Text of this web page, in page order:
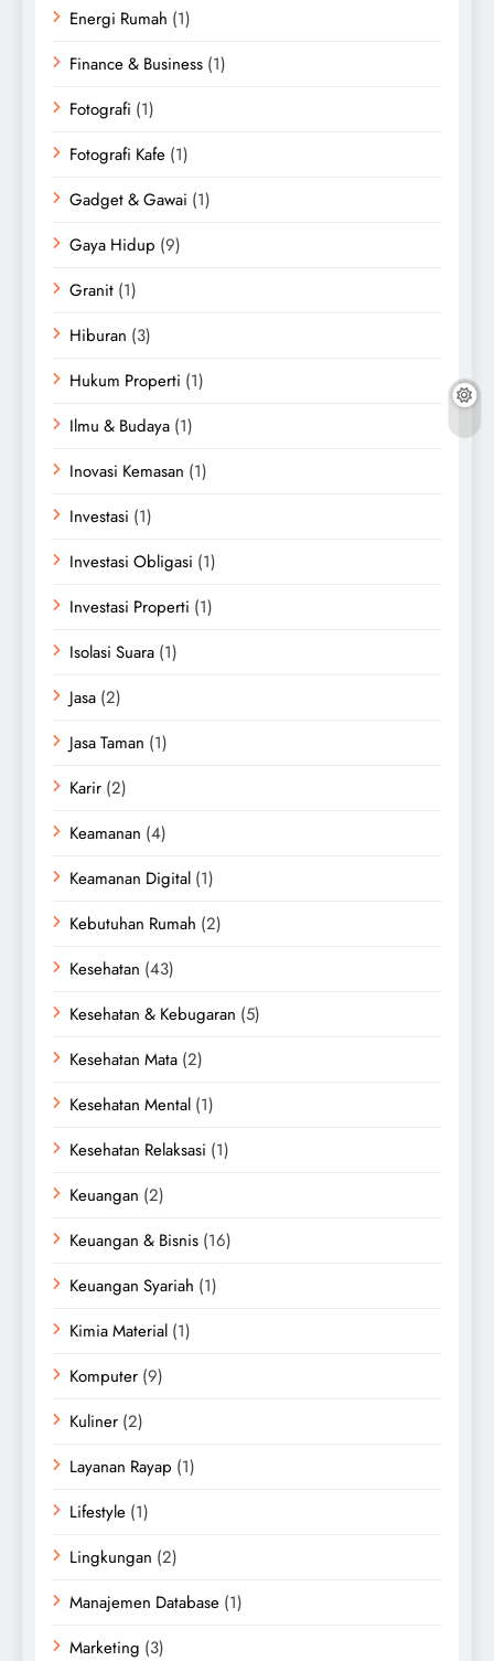
Energi Rumah (1)
Finance & Business (1)
Fotografi (1)
Fotografi Kafe (1)
Gadget & Gawai (1)
Gaya Hidup (9)
Granit (1)
Hiburan (3)
Hukum Properti (1)
Ilmu & Budaya (1)
Inovasi Kemasan (1)
Investasi (1)
Investasi Obligasi (1)
Investasi Properti (1)
Isolasi Suara (1)
Jasa (2)
Jasa Taman (1)
Karir (2)
Keamanan (4)
Keamanan Digital (1)
Kebutuhan Rumah (2)
Kesehatan (43)
Kesehatan & Kebugaran (5)
Kesehatan Mata (2)
Kesehatan Mental (1)
Kesehatan Relaksasi (1)
Keuangan (2)
Keuangan & Bisnis (16)
Keuangan Syariah (1)
Kimia Material (1)
Komputer (9)
Kuliner (2)
Layanan Rayap (1)
Lifestyle (1)
Lingkungan (2)
Manajemen Database (1)
Marketing (3)